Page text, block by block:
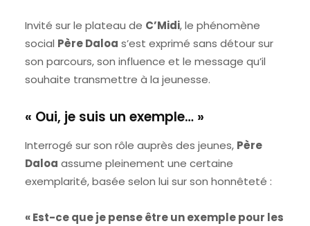
Invité sur le plateau de C’Midi, le phénomène
social Père Daloa s’est exprimé sans détour sur
son parcours, son influence et le message qu’il
souhaite transmettre à la jeunesse.
« Oui, je suis un exemple… »
Interrogé sur son rôle auprès des jeunes, Père
Daloa assume pleinement une certaine
exemplarité, basée selon lui sur son honnêteté :
« Est-ce que je pense être un exemple pour les